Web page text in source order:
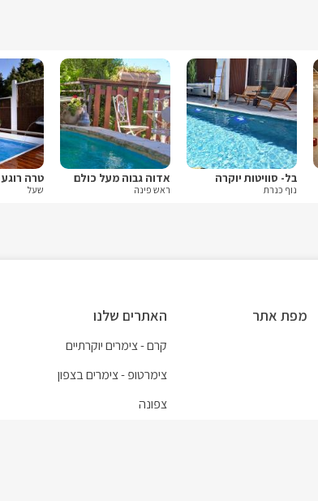
בל- סוויטות יוקרה
נוף כנרת
אדוה גבוה מעל כולם
ראש פינה
טרה רוגע
שעל
מפת אתר האתרים שלנו
קרם - צימרים יוקרתיים
צימרטופ - צימרים בצפון
צפונה